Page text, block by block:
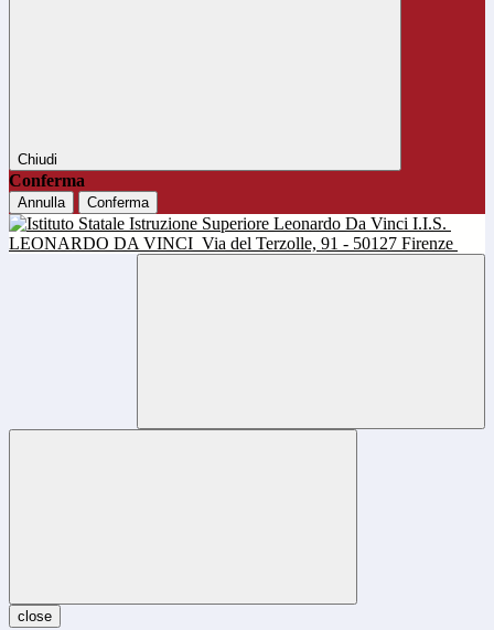
Chiudi
Conferma
Annulla Conferma
I.I.S.
LEONARDO DA VINCI Via del Terzolle, 91 - 50127 Firenze
close